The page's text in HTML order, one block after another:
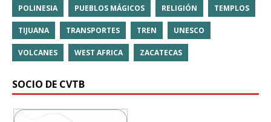
POLINESIA PUEBLOS MÁGICOS RELIGIÓN TEMPLOS
TIJUANA TRANSPORTES TREN UNESCO
VOLCANES WEST AFRICA ZACATECAS
SOCIO DE CVTB